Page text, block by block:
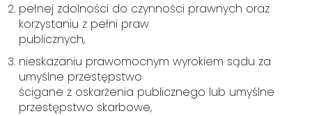
pełnej zdolności do czynności prawnych oraz
korzystaniu z pełni praw
publicznych,
nieskazaniu prawomocnym wyrokiem sądu za
umyślne przestępstwo
ścigane z oskarżenia publicznego lub umyślne
przestępstwo skarbowe,